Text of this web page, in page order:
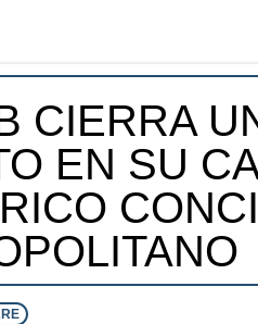
CIERRA
EN SU